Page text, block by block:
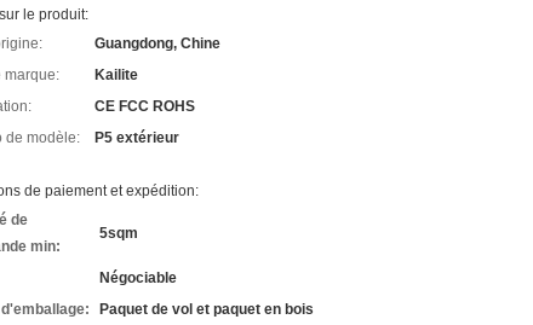
le produit:
Guangdong, Chine
marque:
Kailite
CE FCC ROHS
de modèle:
P5 extérieur
de paiement et expédition:
de
min:
5sqm
Négociable
Paquet de vol et paquet en bois